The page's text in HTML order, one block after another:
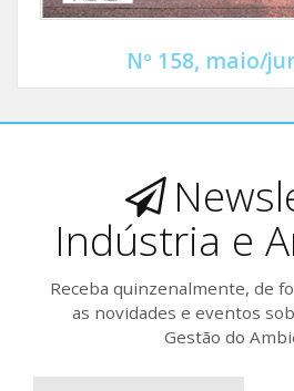
Nº 158, maio/
Indústria e
Receba quinzenalmente, de
as novidades e eventos
Gestão do